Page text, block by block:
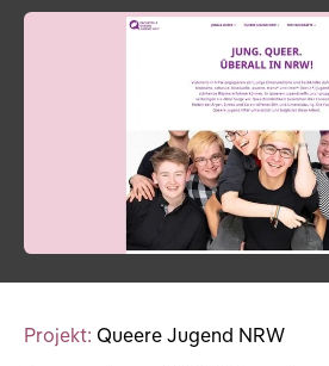
Projekt: Queere Jugend NRW